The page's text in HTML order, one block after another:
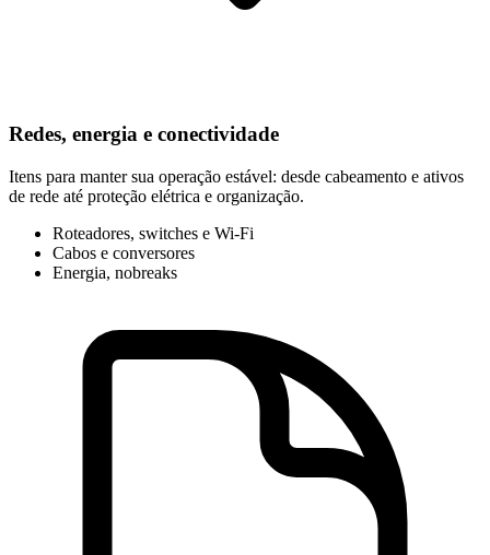
Redes, energia e conectividade
Itens para manter sua operação estável: desde cabeamento e ativos
de rede até proteção elétrica e organização.
Roteadores, switches e Wi-Fi
Cabos e conversores
Energia, nobreaks